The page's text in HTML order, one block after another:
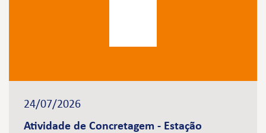
24/07/2026
Atividade de Concretagem - Estação